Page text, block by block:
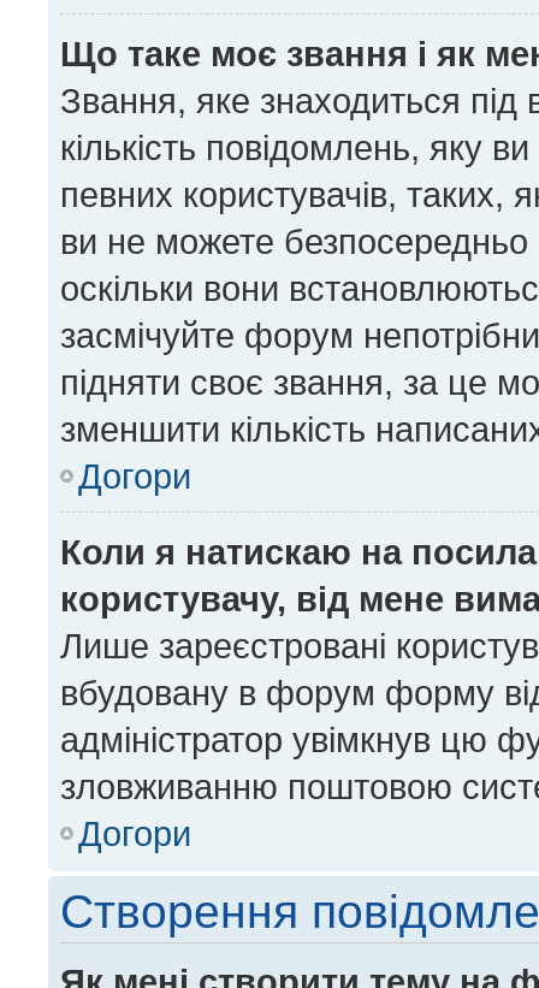
Що таке моє звання і як
Звання, яке знаходиться
кількість повідомлень, яку
певних користувачів, таких,
ви не можете
оскільки вони
засмічуйте форум
підняти своє звання, за це
зменшити кількість
Догори
Коли я натискаю на
користувачу, від мене
Лише зареєстровані
вбудовану в форум форму
адміністратор увімкнув цю
зловживанню поштовою
Догори
Створення